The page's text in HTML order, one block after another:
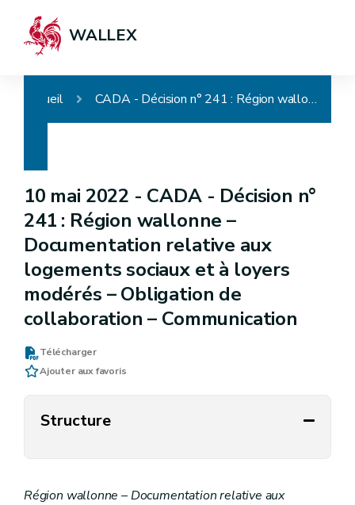
WALLEX
Accueil CADA - Décision n° 241 : Région wallonne – Documentation relative aux logements sociaux et à loyers modérés – Obligation de collaboration – Communication
10 mai 2022 - CADA - Décision n°
241 : Région wallonne –
Documentation relative aux
logements sociaux et à loyers
modérés – Obligation de
collaboration – Communication
Télécharger
Ajouter aux favoris
Structure
Région wallonne – Documentation relative aux